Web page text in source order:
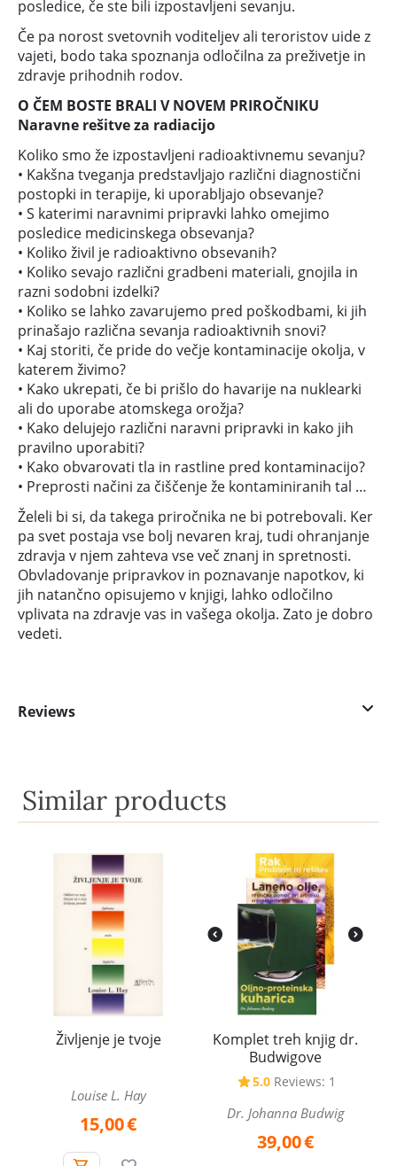
posledice, če ste bili izpostavljeni sevanju.
Če pa norost svetovnih voditeljev ali teroristov uide z
vajeti, bodo taka spoznanja odločilna za preživetje in
zdravje prihodnih rodov.
O ČEM BOSTE BRALI V NOVEM PRIROČNIKU
Naravne rešitve za radiacijo
Koliko smo že izpostavljeni radioaktivnemu sevanju?
• Kakšna tveganja predstavljajo različni diagnostični
postopki in terapije, ki uporabljajo obsevanje?
• S katerimi naravnimi pripravki lahko omejimo
posledice medicinskega obsevanja?
• Koliko živil je radioaktivno obsevanih?
• Koliko sevajo različni gradbeni materiali, gnojila in
razni sodobni izdelki?
• Koliko se lahko zavarujemo pred poškodbami, ki jih
prinašajo različna sevanja radioaktivnih snovi?
• Kaj storiti, če pride do večje kontaminacije okolja, v
katerem živimo?
• Kako ukrepati, če bi prišlo do havarije na nuklearki
ali do uporabe atomskega orožja?
• Kako delujejo različni naravni pripravki in kako jih
pravilno uporabiti?
• Kako obvarovati tla in rastline pred kontaminacijo?
• Preprosti načini za čiščenje že kontaminiranih tal …
Želeli bi si, da takega priročnika ne bi potrebovali. Ker
pa svet postaja vse bolj nevaren kraj, tudi ohranjanje
zdravja v njem zahteva vse več znanj in spretnosti.
Obvladovanje pripravkov in poznavanje napotkov, ki
jih natančno opisujemo v knjigi, lahko odločilno
vplivata na zdravje vas in vašega okolja. Zato je dobro
vedeti.
Reviews
Similar products
Življenje je tvoje
Louise L. Hay
15,00€
Komplet treh knjig dr.
Budwigove
5.0 Reviews: 1
Dr. Johanna Budwig
39,00€